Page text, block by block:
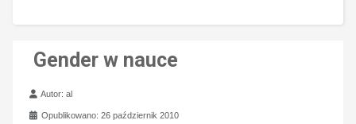
Gender w nauce
Szczegóły
Autor:al
Opublikowano: 26 październik 2010